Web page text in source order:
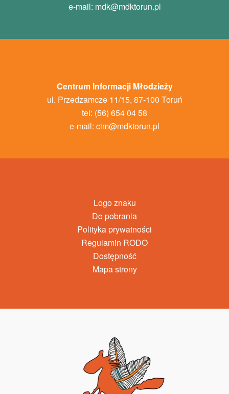
e-mail: mdk@mdktorun.pl
Centrum Informacji Młodzieży
ul. Przedzamcze 11/15, 87-100 Toruń
tel: (56) 654 04 58
e-mail: cim@mdktorun.pl
Logo znaku
Do pobrania
Polityka prywatności
Regulamin RODO
Dostępność
Mapa strony